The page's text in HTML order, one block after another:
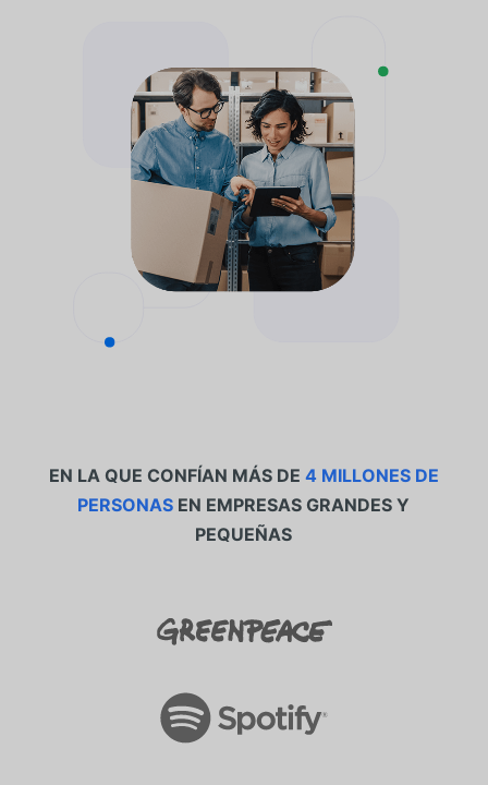
EN LA QUE CONFÍAN MÁS DE 4 MILLONES DE
PERSONAS EN EMPRESAS GRANDES Y
PEQUEÑAS